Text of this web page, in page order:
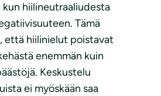
kun hiilineutraaliudesta
Tämä
että hiilinielut poistavat
enemmän kuin
Keskustelu
ei myöskään saa